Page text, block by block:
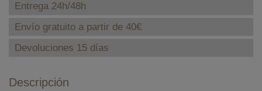
Entrega 24h/48h
Envío gratuito a partir de 40€
Devoluciones 15 días
Descripción